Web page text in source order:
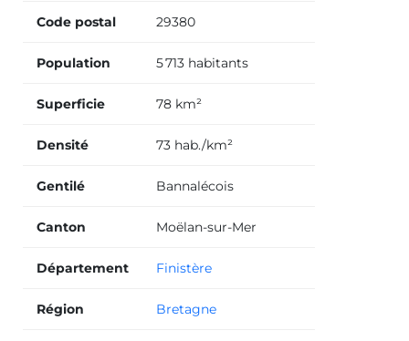
Code postal 29380
Population 5 713 habitants
Superficie 78 km²
Densité 73 hab./km²
Gentilé Bannalécois
Canton Moëlan-sur-Mer
Département Finistère
Région Bretagne